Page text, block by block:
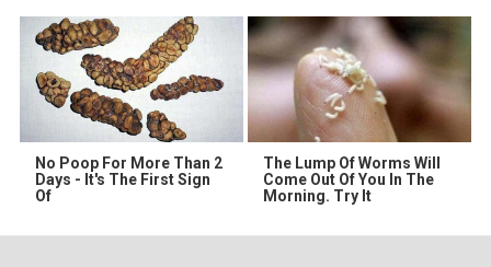
No Poop For More Than 2
Days - It's The First Sign
Of
The Lump Of Worms Will
Come Out Of You In The
Morning. Try It